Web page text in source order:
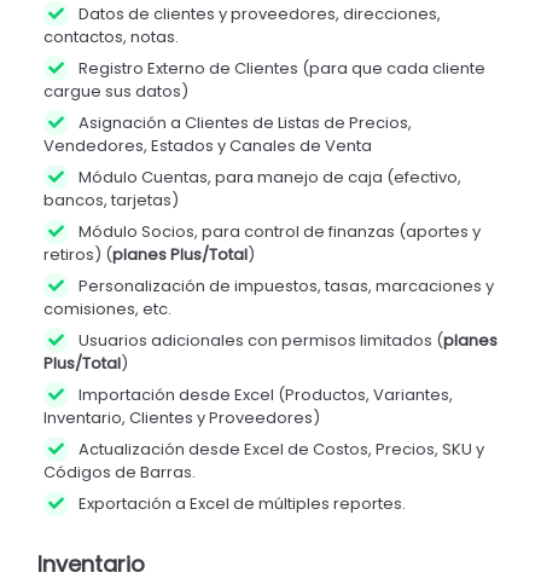
Datos de clientes y proveedores, direcciones,
contactos, notas.
Registro Externo de Clientes (para que cada cliente
cargue sus datos)
Asignación a Clientes de Listas de Precios,
Vendedores, Estados y Canales de Venta
Módulo Cuentas, para manejo de caja (efectivo,
bancos, tarjetas)
Módulo Socios, para control de finanzas (aportes y
retiros) (planes Plus/Total)
Personalización de impuestos, tasas, marcaciones y
comisiones, etc.
Usuarios adicionales con permisos limitados (planes
Plus/Total)
Importación desde Excel (Productos, Variantes,
Inventario, Clientes y Proveedores)
Actualización desde Excel de Costos, Precios, SKU y
Códigos de Barras.
Exportación a Excel de múltiples reportes.
Inventario